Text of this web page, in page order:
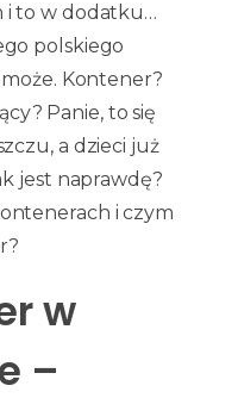
i to w dodatku…
polskiego
Kontener?
Panie, to się
a dzieci już
jest naprawdę?
i czym
w
–